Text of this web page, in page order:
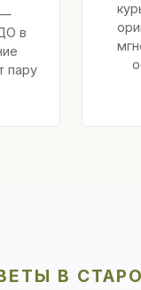
—
в
пару
В